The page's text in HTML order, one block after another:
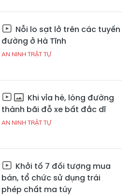
Nỗi lo sạt lở trên các tuyến
đường ở Hà Tĩnh
AN NINH TRẬT TỰ
Khi vỉa hè, lòng đường
thành bãi đỗ xe bất đắc dĩ
AN NINH TRẬT TỰ
Khởi tố 7 đối tượng mua
bán, tổ chức sử dụng trái
phép chất ma túy